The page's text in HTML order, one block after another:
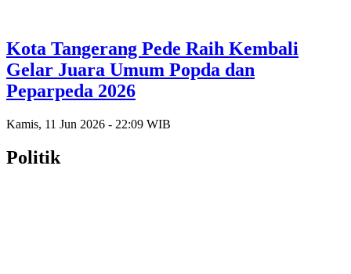
Kota Tangerang Pede Raih Kembali
Gelar Juara Umum Popda dan
Peparpeda 2026
Kamis, 11 Jun 2026 - 22:09 WIB
Politik